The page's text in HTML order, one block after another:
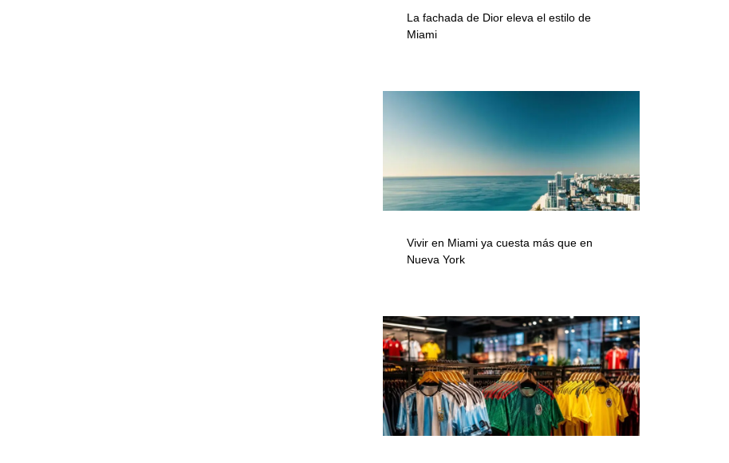
La fachada de Dior eleva el estilo de
Miami
Vivir en Miami ya cuesta más que en
Nueva York